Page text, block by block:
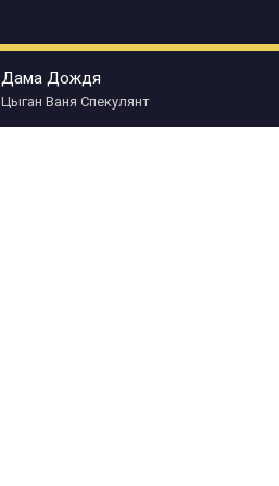
Дама Дождя
Цыган Ваня Спекулянт